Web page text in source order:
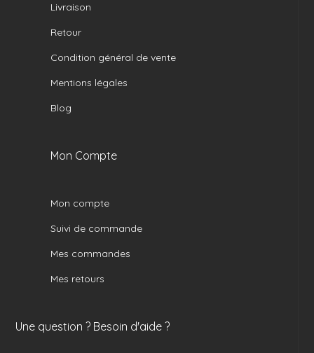
Livraison
Retour
Condition général de vente
Mentions légales
Blog
Mon Compte
Mon compte
Suivi de commande
Mes commandes
Mes retours
Une question ? Besoin d'aide ?